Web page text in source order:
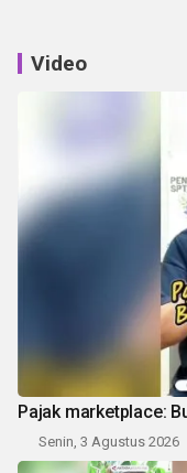
Video
Pajak marketplace:
Senin, 3 Agustus 2026